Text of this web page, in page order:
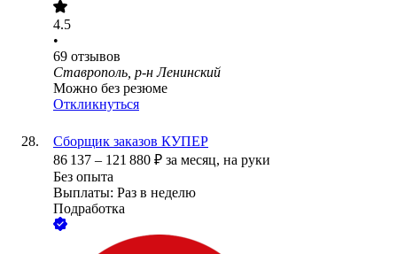
4.5
•
69 отзывов
Ставрополь, р-н Ленинский
Можно без резюме
Откликнуться
Сборщик заказов КУПЕР
86 137 – 121 880 ₽ за месяц, на руки
Без опыта
Выплаты: Раз в неделю
Подработка